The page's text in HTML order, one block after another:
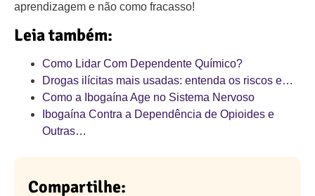
aprendizagem e não como fracasso!
Leia também:
Como Lidar Com Dependente Químico?
Drogas ilícitas mais usadas: entenda os riscos e…
Como a Ibogaína Age no Sistema Nervoso
Ibogaína Contra a Dependência de Opioides e
Outras…
Compartilhe: